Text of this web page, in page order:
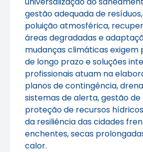
gestão adequada de
poluição atmosférica,
áreas degradadas e
mudanças climáticas exigem
de longo prazo e soluções
profissionais atuam na
planos de contingência,
sistemas de alerta, gestão de
proteção de recursos
da resiliência das cidades
enchentes, secas
calor.